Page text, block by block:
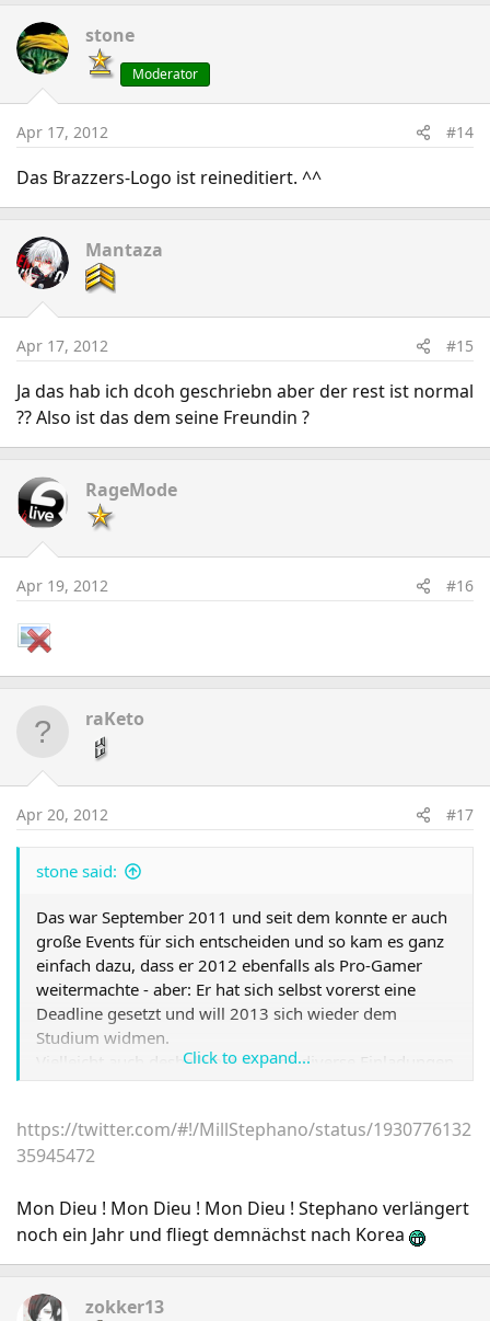
stone
Moderator
Apr 17, 2012 #14
Das Brazzers-Logo ist reineditiert. ^^
Mantaza
Apr 17, 2012 #15
Ja das hab ich dcoh geschriebn aber der rest ist normal
?? Also ist das dem seine Freundin ?
RageMode
Apr 19, 2012 #16
raKeto
Apr 20, 2012 #17
stone said:
Das war September 2011 und seit dem konnte er auch
große Events für sich entscheiden und so kam es ganz
einfach dazu, dass er 2012 ebenfalls als Pro-Gamer
weitermachte - aber: Er hat sich selbst vorerst eine
Deadline gesetzt und will 2013 sich wieder dem
Studium widmen.
Vielleicht auch deshalb hat er auch diverse Einladungen
von GOMTV abgelehnt - er will einfach nicht nach
wie gesagt vorerst.
Click to expand...
https://twitter.com/#!/MillStephano/status/1930776132
35945472
Mon Dieu ! Mon Dieu ! Mon Dieu ! Stephano verlängert
noch ein Jahr und fliegt demnächst nach Korea
zokker13